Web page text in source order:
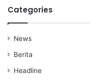
Categories
News
Berita
Headline